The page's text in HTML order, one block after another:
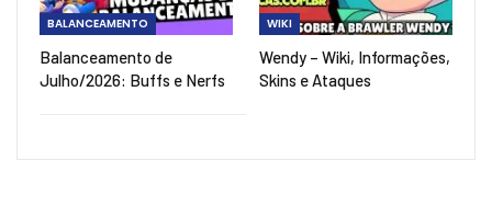
BALANCEAMENTO
Balanceamento de
Julho/2026: Buffs e Nerfs
WIKI
Wendy – Wiki, Informações,
Skins e Ataques